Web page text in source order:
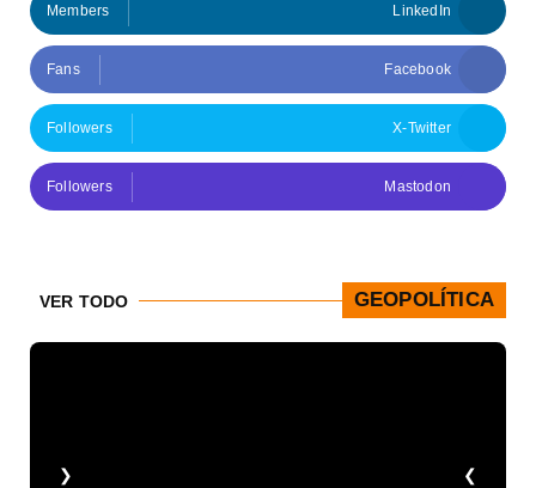
LinkedIn
Members
Facebook
Fans
X-Twitter
Followers
Mastodon
Followers
GEOPOLÍTICA
VER TODO
❮ ❯